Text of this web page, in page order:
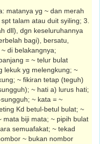
matanya yg ~ dan merah
talam atau duit syiling; 3.
dll), dgn keseluruhannya
bagi), bersatu,
di belakangnya;
= ~ telur bulat
lekuk yg melengkung; ~
~ fikiran tetap (teguh)
~ hati a) lurus hati;
~ kata = ~
Kd betul-betul bulat; ~
mata biji mata; ~ pipih bulat
semuafakat; ~ tekad
~ bukan nombor